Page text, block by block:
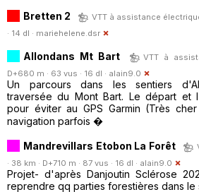
Bretten 2
VTT à assistance
· 14 dl · mariehelene.dsr
Allondans Mt Bart
VTT à
D+680 m · 63 vus · 16 dl · alain9.0
Un parcours dans les sentiers
traversée du Mont Bart. Le départ et
pour éviter au GPS Garmin (Très
navigation parfois �
Mandrevillars Etobon La Forêt
· 38 km · D+710 m · 87 vus · 16 dl · alain9.0
Projet- d'après Danjoutin Sclérose
reprendre qq parties forestières dans le